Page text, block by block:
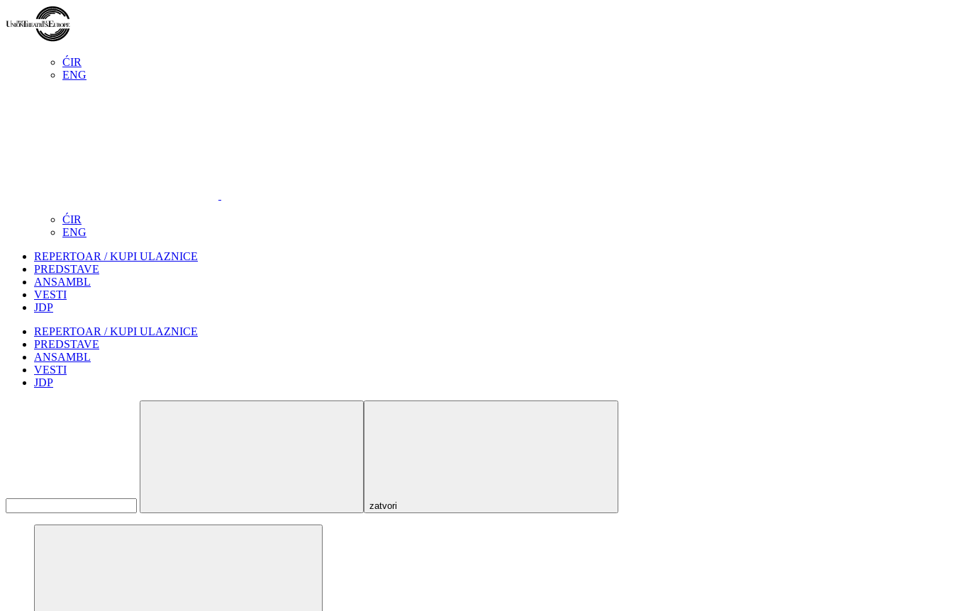
ĆIR
ENG
ĆIR
ENG
REPERTOAR / KUPI ULAZNICE
PREDSTAVE
ANSAMBL
VESTI
JDP
REPERTOAR / KUPI ULAZNICE
PREDSTAVE
ANSAMBL
VESTI
JDP
zatvori